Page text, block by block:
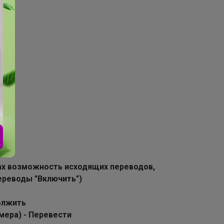
возможность исходящих переводов,
"Включить")
- Перевести